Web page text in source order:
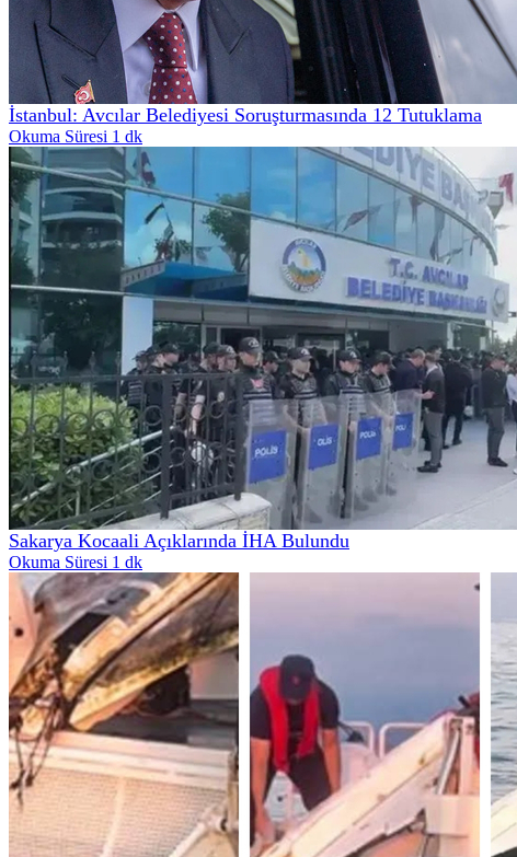
İstanbul: Avcılar Belediyesi Soruşturmasında 12 Tutuklama
Okuma Süresi 1 dk
Sakarya Kocaali Açıklarında İHA Bulundu
Okuma Süresi 1 dk